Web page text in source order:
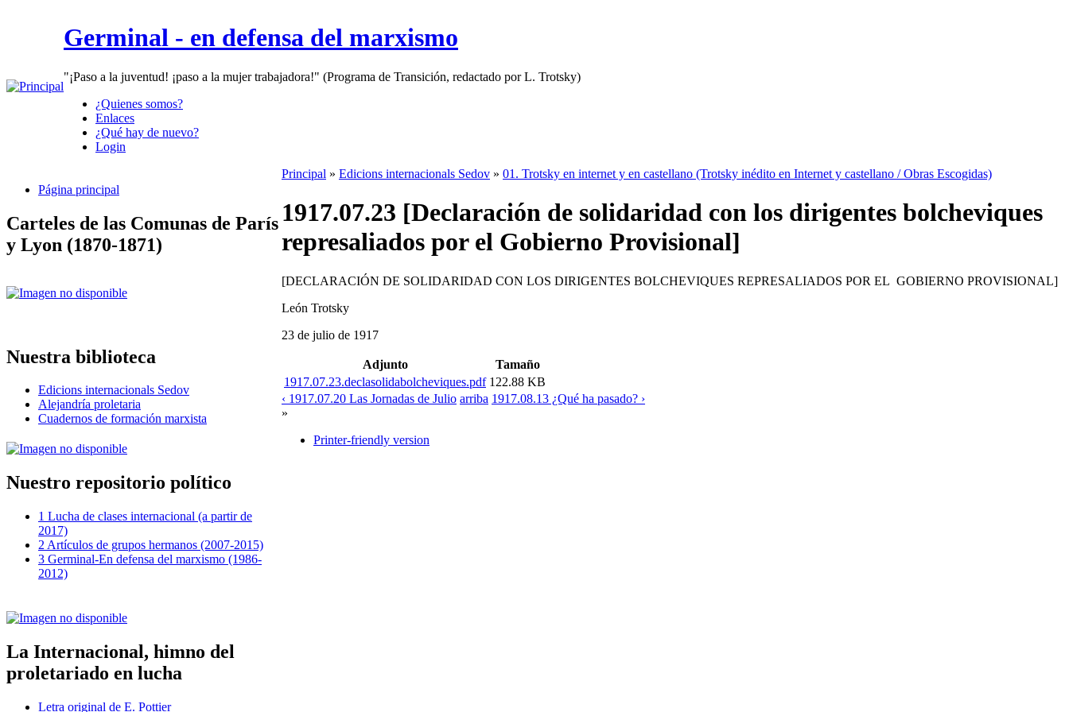
Germinal - en defensa del marxismo
"¡Paso a la juventud! ¡paso a la mujer trabajadora!" (Programa de Transición, redactado por L. Trotsky)
¿Quienes somos?
Enlaces
¿Qué hay de nuevo?
Login
Página principal
Carteles de las Comunas de París
y Lyon (1870-1871)
Nuestra biblioteca
Edicions internacionals Sedov
Alejandría proletaria
Cuadernos de formación marxista
Nuestro repositorio político
1 Lucha de clases internacional (a partir de
2017)
2 Artículos de grupos hermanos (2007-2015)
3 Germinal-En defensa del marxismo (1986-
2012)
La Internacional, himno del
proletariado en lucha
Letra original de E. Pottier
Principal » Edicions internacionals Sedov » 01. Trotsky en internet y en castellano (Trotsky inédito en Internet y castellano / Obras Escogidas)
1917.07.23 [Declaración de solidaridad con los dirigentes bolcheviques
represaliados por el Gobierno Provisional]
[DECLARACIÓN DE SOLIDARIDAD CON LOS DIRIGENTES BOLCHEVIQUES REPRESALIADOS POR EL GOBIERNO PROVISIONAL]
León Trotsky
23 de julio de 1917
Adjunto
Tamaño
1917.07.23.declasolidabolcheviques.pdf 122.88 KB
‹ 1917.07.20 Las Jornadas de Julio arriba 1917.08.13 ¿Qué ha pasado? ›
»
Printer-friendly version